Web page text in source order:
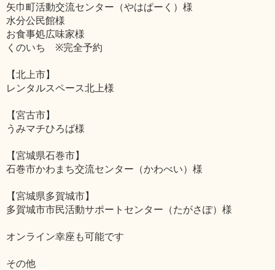
矢巾町活動交流センター（やはぱーく）様
水分公民館様
お食事処広味家様
くのいち ※完全予約
【北上市】
レンタルスペース北上様
【宮古市】
うみマチひろば様
【宮城県石巻市】
石巻市かわまち交流センター（かわべい）様
【宮城県多賀城市】
多賀城市市民活動サポートセンター（たがさぽ）様
オンライン幸座も可能です
その他